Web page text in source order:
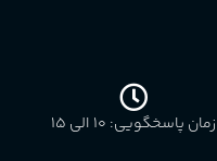
زمان پاسخگویی: 10 الی ۱5